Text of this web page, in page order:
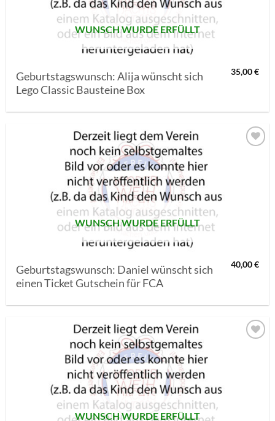
WUNSCH WURDE ERFÜLLT
Geburtstagswunsch: Alija wünscht sich
Lego Classic Bausteine Box
35,00€
WUNSCH WURDE ERFÜLLT
Geburtstagswunsch: Daniel wünscht sich
einen Ticket Gutschein für FCA
40,00€
WUNSCH WURDE ERFÜLLT